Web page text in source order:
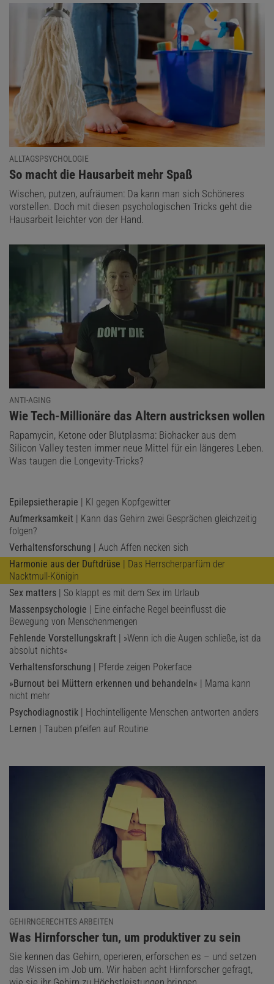
ALLTAGSPSYCHOLOGIE
:
So macht die Hausarbeit mehr Spaß
Wischen, putzen, aufräumen: Da kann man sich Schöneres
vorstellen. Doch mit diesen psychologischen Tricks geht die
Hausarbeit leichter von der Hand.
ANTI-AGING
:
Wie Tech-Millionäre das Altern austricksen wollen
Rapamycin, Ketone oder Blutplasma: Biohacker aus dem
Silicon Valley testen immer neue Mittel für ein längeres Leben.
Was taugen die Longevity-Tricks?
Epilepsietherapie | KI gegen Kopfgewitter
Aufmerksamkeit | Kann das Gehirn zwei Gesprächen gleichzeitig
folgen?
Verhaltensforschung | Auch Affen necken sich
Harmonie aus der Duftdrüse | Das Herrscherparfüm der
Nacktmull-Königin
Sex matters | So klappt es mit dem Sex im Urlaub
Massenpsychologie | Eine einfache Regel beeinflusst die
Bewegung von Menschenmengen
Fehlende Vorstellungskraft | »Wenn ich die Augen schließe, ist da
absolut nichts«
Verhaltensforschung | Pferde zeigen Pokerface
»Burnout bei Müttern erkennen und behandeln« | Mama kann
nicht mehr
Psychodiagnostik | Hochintelligente Menschen antworten anders
Lernen | Tauben pfeifen auf Routine
GEHIRNGERECHTES ARBEITEN
:
Was Hirnforscher tun, um produktiver zu sein
Sie kennen das Gehirn, operieren, erforschen es – und setzen
das Wissen im Job um. Wir haben acht Hirnforscher gefragt,